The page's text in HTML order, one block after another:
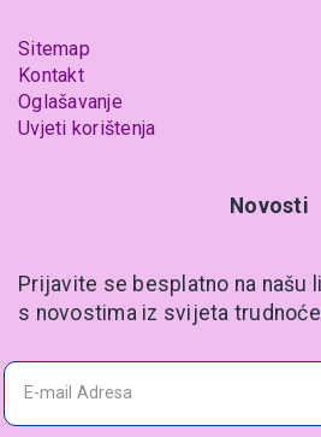
Sitemap
Kontakt
Oglašavanje
Uvjeti korištenja
Novosti
Prijavite se besplatno na našu
s novostima iz svijeta